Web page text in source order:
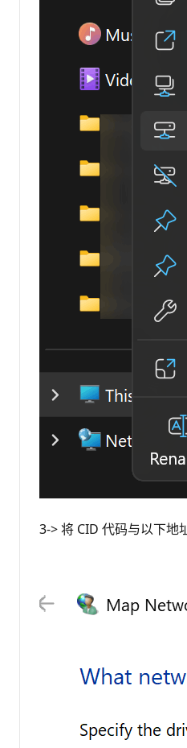
3-> 将 CID 代码与以下地